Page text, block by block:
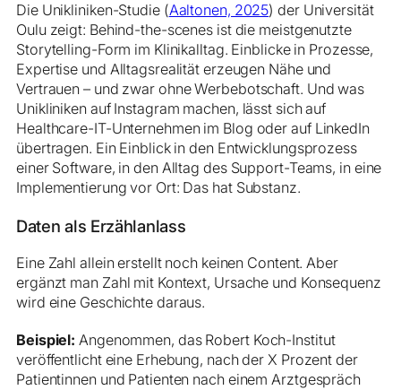
Die Unikliniken-Studie (Aaltonen, 2025) der Universität
Oulu zeigt: Behind-the-scenes ist die meistgenutzte
Storytelling-Form im Klinikalltag. Einblicke in Prozesse,
Expertise und Alltagsrealität erzeugen Nähe und
Vertrauen – und zwar ohne Werbebotschaft. Und was
Unikliniken auf Instagram machen, lässt sich auf
Healthcare-IT-Unternehmen im Blog oder auf LinkedIn
übertragen. Ein Einblick in den Entwicklungsprozess
einer Software, in den Alltag des Support-Teams, in eine
Implementierung vor Ort: Das hat Substanz.
Daten als Erzählanlass
Eine Zahl allein erstellt noch keinen Content. Aber
ergänzt man Zahl mit Kontext, Ursache und Konsequenz
wird eine Geschichte daraus.
Beispiel: Angenommen, das Robert Koch-Institut
veröffentlicht eine Erhebung, nach der X Prozent der
Patientinnen und Patienten nach einem Arztgespräch